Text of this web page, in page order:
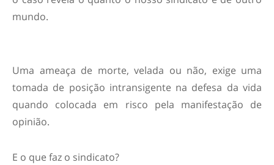
mundo.
Uma ameaça de morte, velada ou não, exige uma
tomada de posição intransigente na defesa da vida
quando colocada em risco pela manifestação de
opinião.
E o que faz o sindicato?